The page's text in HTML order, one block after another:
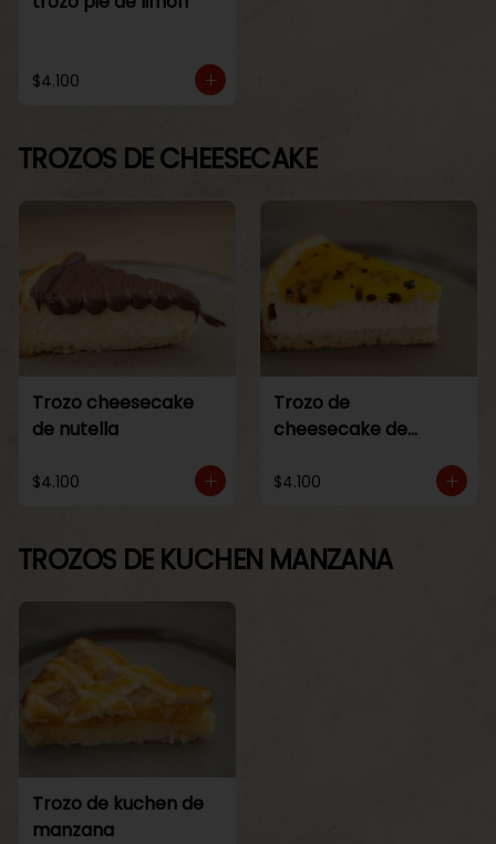
$4.100
TROZOS DE CHEESECAKE
Trozo cheesecake
de nutella
$4.100
Trozo de
cheesecake de
$4.100
TROZOS DE KUCHEN MANZANA
Trozo de kuchen de
manzana